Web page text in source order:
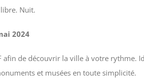
Nuit.
2024
afin de découvrir la ville à votre rythme.
et musées en toute simplicité.